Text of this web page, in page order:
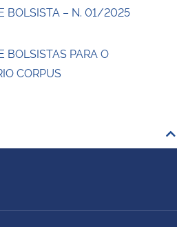
BOLSISTA – N. 01/2025
BOLSISTAS PARA O
CORPUS